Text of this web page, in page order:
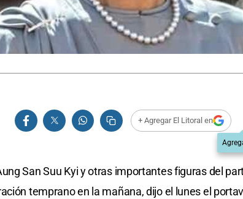
+ Agregar El Litoral en
San Suu Kyi y otras importantes figuras del
temprano en la mañana, dijo el lunes el